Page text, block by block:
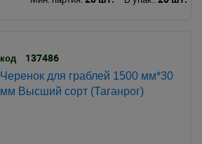
код 137486
Черенок для граблей 1500 мм*30
мм Высший сорт (Таганрог)